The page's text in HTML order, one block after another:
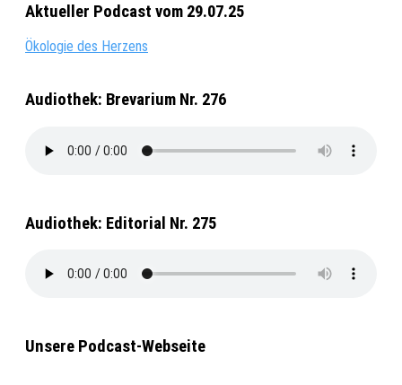
Aktueller Podcast vom 29.07.25
Ökologie des Herzens
Audiothek: Brevarium Nr. 276
Audiothek: Editorial Nr. 275
Unsere Podcast-Webseite